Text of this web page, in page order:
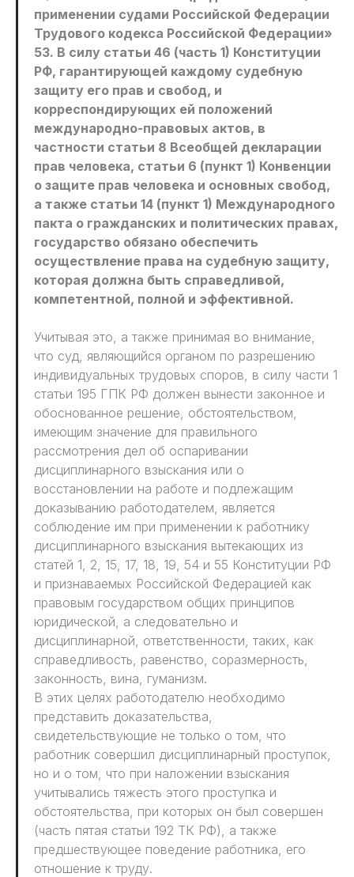
применении судами Российской Федерации
Трудового кодекса Российской Федерации»
53. В силу статьи 46 (часть 1) Конституции
РФ, гарантирующей каждому судебную
защиту его прав и свобод, и
корреспондирующих ей положений
международно-правовых актов, в
частности статьи 8 Всеобщей декларации
прав человека, статьи 6 (пункт 1) Конвенции
о защите прав человека и основных свобод,
а также статьи 14 (пункт 1) Международного
пакта о гражданских и политических правах,
государство обязано обеспечить
осуществление права на судебную защиту,
которая должна быть справедливой,
компетентной, полной и эффективной.
Учитывая это, а также принимая во внимание,
что суд, являющийся органом по разрешению
индивидуальных трудовых споров, в силу части 1
статьи 195 ГПК РФ должен вынести законное и
обоснованное решение, обстоятельством,
имеющим значение для правильного
рассмотрения дел об оспаривании
дисциплинарного взыскания или о
восстановлении на работе и подлежащим
доказыванию работодателем, является
соблюдение им при применении к работнику
дисциплинарного взыскания вытекающих из
статей 1, 2, 15, 17, 18, 19, 54 и 55 Конституции РФ
и признаваемых Российской Федерацией как
правовым государством общих принципов
юридической, а следовательно и
дисциплинарной, ответственности, таких, как
справедливость, равенство, соразмерность,
законность, вина, гуманизм.
В этих целях работодателю необходимо
представить доказательства,
свидетельствующие не только о том, что
работник совершил дисциплинарный проступок,
но и о том, что при наложении взыскания
учитывались тяжесть этого проступка и
обстоятельства, при которых он был совершен
(часть пятая статьи 192 ТК РФ), а также
предшествующее поведение работника, его
отношение к труду.